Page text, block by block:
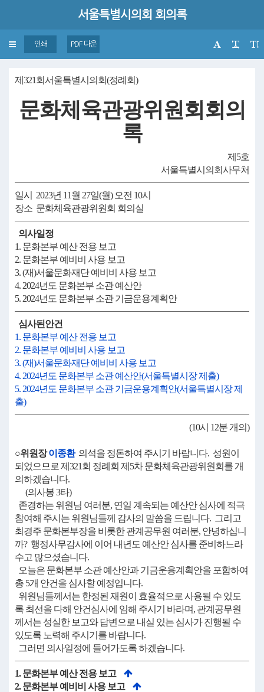
서울특별시의회 회의록
Toggle
navigation
인쇄 PDF 다운
제321회서울특별시의회(정례회)
문화체육관광위원회회의
록
제5호
서울특별시의회사무처
일시 2023년 11월 27일(월) 오전 10시
장소 문화체육관광위원회 회의실
의사일정
1. 문화본부 예산 전용 보고
2. 문화본부 예비비 사용 보고
3. (재)서울문화재단 예비비 사용 보고
4. 2024년도 문화본부 소관 예산안
5. 2024년도 문화본부 소관 기금운용계획안
심사된안건
1. 문화본부 예산 전용 보고
2. 문화본부 예비비 사용 보고
3. (재)서울문화재단 예비비 사용 보고
4. 2024년도 문화본부 소관 예산안(서울특별시장 제출)
5. 2024년도 문화본부 소관 기금운용계획안(서울특별시장 제
출)
(10시 12분 개의)
○위원장이종환의석을 정돈하여 주시기 바랍니다. 성원이
되었으므로 제321회 정례회 제5차 문화체육관광위원회를 개
의하겠습니다.
(의사봉 3타)
존경하는 위원님 여러분, 연일 계속되는 예산안 심사에 적극
참여해 주시는 위원님들께 감사의 말씀을 드립니다. 그리고
최경주 문화본부장을 비롯한 관계공무원 여러분, 안녕하십니
까? 행정사무감사에 이어 내년도 예산안 심사를 준비하느라
수고 많으셨습니다.
오늘은 문화본부 소관 예산안과 기금운용계획안을 포함하여
총 5개 안건을 심사할 예정입니다.
위원님들께서는 한정된 재원이 효율적으로 사용될 수 있도
록 최선을 다해 안건심사에 임해 주시기 바라며, 관계공무원
께서는 성실한 보고와 답변으로 내실 있는 심사가 진행될 수
있도록 노력해 주시기를 바랍니다.
그러면 의사일정에 들어가도록 하겠습니다.
1. 문화본부 예산 전용 보고
2. 문화본부 예비비 사용 보고